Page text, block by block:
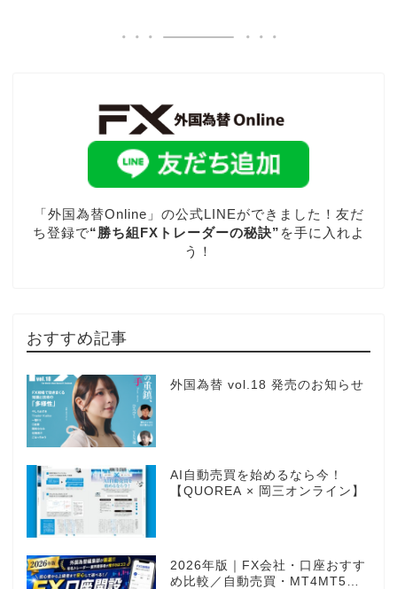
「外国為替Online」の公式LINEができました！友だ
ち登録で“勝ち組FXトレーダーの秘訣” を手に入れよ
う！
おすすめ記事
外国為替 vol.18 発売のお知らせ
AI自動売買を始めるなら今！
【QUOREA × 岡三オンライン】
2026年版｜FX会社・口座おすす
め比較／自動売買・MT4MT5対